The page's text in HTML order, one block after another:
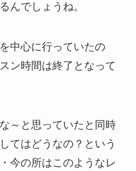
んでしょうね。
中心に行っていたの
ン時間は終了となって
～と思っていたと同時
てはどうなの？という
今の所はこのようなレ